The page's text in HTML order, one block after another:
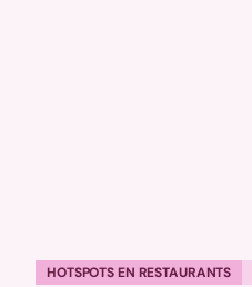
HOTSPOTS EN RESTAURANTS